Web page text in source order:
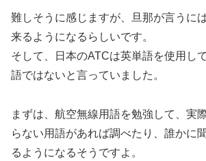
難しそうに感じますが、旦那が言うに
来るようになるらしいです。
そして、日本のATCは英単語を使用し
語ではないと言っていました。
まずは、航空無線用語を勉強して、実
らない用語があれば調べたり、誰かに
るようになるそうですよ。